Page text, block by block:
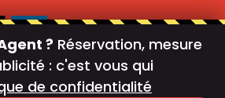
? Réservation, mesure
: c'est vous qui
de confidentialité